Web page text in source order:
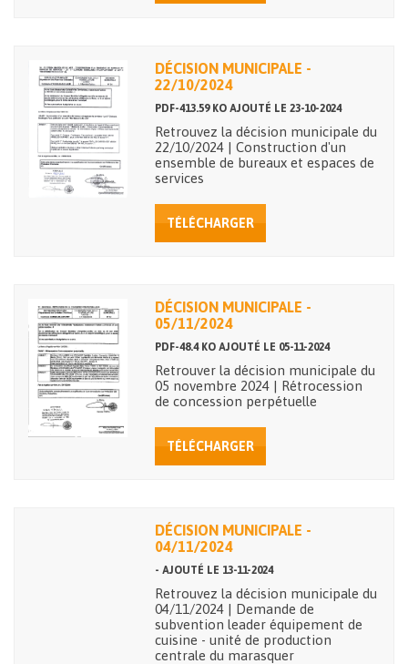
DÉCISION MUNICIPALE -
22/10/2024
PDF-413.59 KO AJOUTÉ LE 23-10-2024
Retrouvez la décision municipale du
22/10/2024 | Construction d'un
ensemble de bureaux et espaces de
services
TÉLÉCHARGER
DÉCISION MUNICIPALE -
05/11/2024
PDF-48.4 KO AJOUTÉ LE 05-11-2024
Retrouver la décision municipale du
05 novembre 2024 | Rétrocession
de concession perpétuelle
TÉLÉCHARGER
DÉCISION MUNICIPALE -
04/11/2024
- AJOUTÉ LE 13-11-2024
Retrouvez la décision municipale du
04/11/2024 | Demande de
subvention leader équipement de
cuisine - unité de production
centrale du marasquer